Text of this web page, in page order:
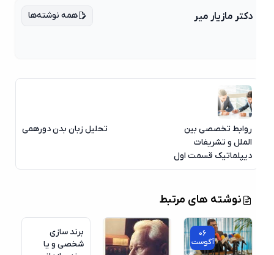
دکتر مازیار میر همه نوشته‌ها
روابط تخصصی بین
الملل و تشریفات
دیپلماتیک قسمت اول
تحلیل زبان بدن دورهمی
نوشته های مرتبط
06
آگوست
برند سازی
شخصی و یا